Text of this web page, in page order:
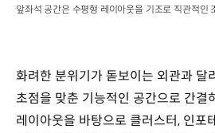
앞좌석 공간은 수평형 레이아웃을 기조로 직관적인
화려한 분위기가 돋보이는 외관과 달
초점을 맞춘 기능적인 공간으로 간결
레이아웃을 바탕으로 클러스터, 인포